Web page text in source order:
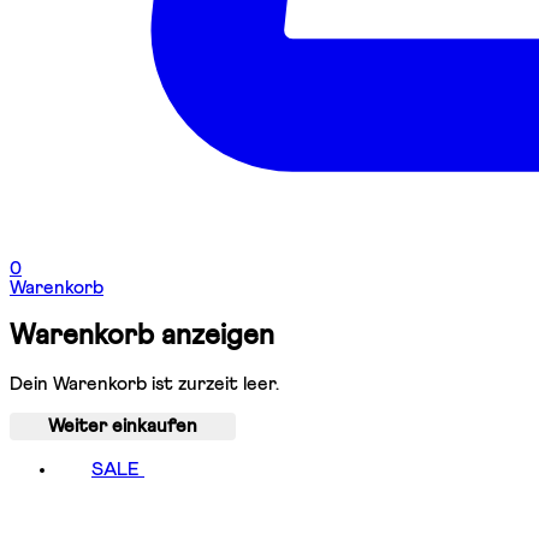
0
Warenkorb
Warenkorb anzeigen
Dein Warenkorb ist zurzeit leer.
Weiter einkaufen
SALE